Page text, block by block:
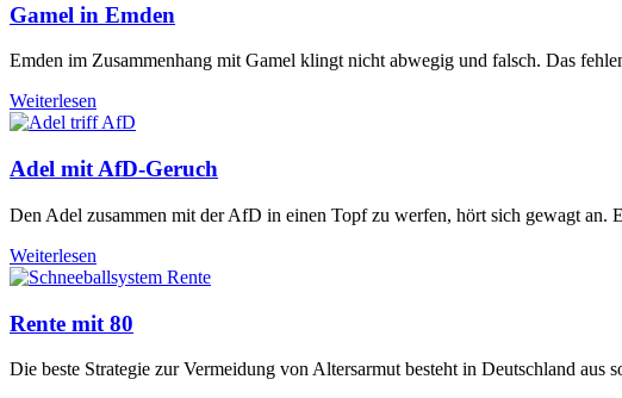
Gamel in Emden
Emden im Zusammenhang mit Gamel klingt nicht abwegig und falsch. Das
Weiterlesen
Adel mit AfD-Geruch
Den Adel zusammen mit der AfD in einen Topf zu werfen, hört sich gewagt an.
Weiterlesen
Rente mit 80
Die beste Strategie zur Vermeidung von Altersarmut besteht in Deutschland aus